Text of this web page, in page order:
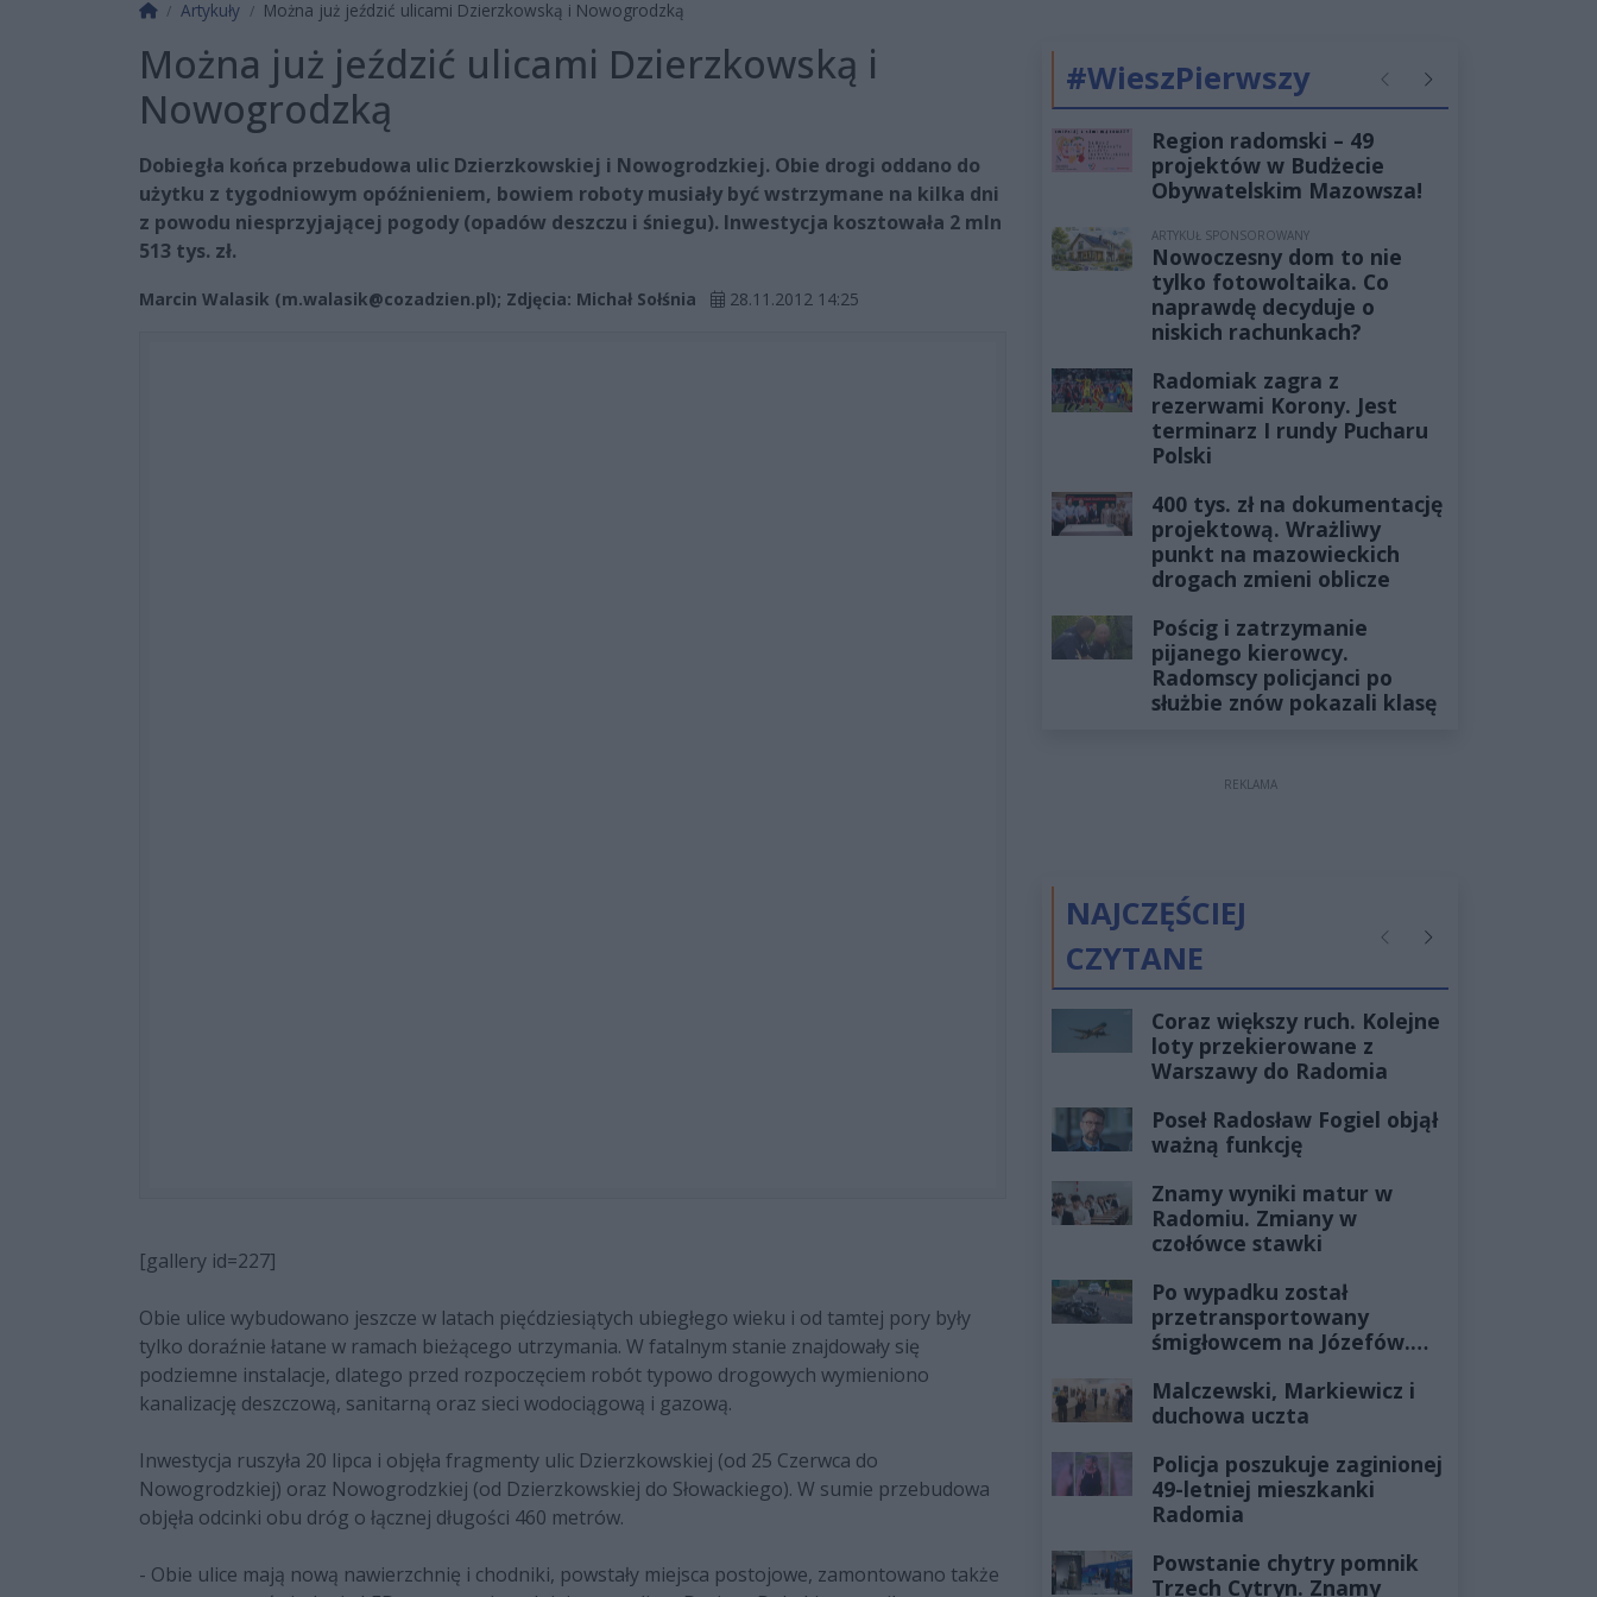
Strona główna
Artykuły Można już jeździć ulicami Dzierzkowską i Nowogrodzką
Można już jeździć ulicami Dzierzkowską i
Nowogrodzką
Dobiegła końca przebudowa ulic Dzierzkowskiej i Nowogrodzkiej. Obie drogi oddano do
użytku z tygodniowym opóźnieniem, bowiem roboty musiały być wstrzymane na kilka dni
z powodu niesprzyjającej pogody (opadów deszczu i śniegu). Inwestycja kosztowała 2 mln
513 tys. zł.
Marcin Walasik (m.walasik@cozadzien.pl); Zdjęcia: Michał Sołśnia 28.11.2012 14:25
[gallery id=227]
Obie ulice wybudowano jeszcze w latach pięćdziesiątych ubiegłego wieku i od tamtej pory były
tylko doraźnie łatane w ramach bieżącego utrzymania. W fatalnym stanie znajdowały się
podziemne instalacje, dlatego przed rozpoczęciem robót typowo drogowych wymieniono
kanalizację deszczową, sanitarną oraz sieci wodociągową i gazową.
Inwestycja ruszyła 20 lipca i objęła fragmenty ulic Dzierzkowskiej (od 25 Czerwca do
Nowogrodzkiej) oraz Nowogrodzkiej (od Dzierzkowskiej do Słowackiego). W sumie przebudowa
objęła odcinki obu dróg o łącznej długości 460 metrów.
- Obie ulice mają nową nawierzchnię i chodniki, powstały miejsca postojowe, zamontowano także
#WieszPierwszy PoprzednieNastępne
Region radomski – 49
projektów w Budżecie
Obywatelskim Mazowsza!
ARTYKUŁ SPONSOROWANY
Nowoczesny dom to nie
tylko fotowoltaika. Co
naprawdę decyduje o
niskich rachunkach?
Radomiak zagra z
rezerwami Korony. Jest
terminarz I rundy Pucharu
Polski
400 tys. zł na dokumentację
projektową. Wrażliwy
punkt na mazowieckich
drogach zmieni oblicze
Pościg i zatrzymanie
pijanego kierowcy.
Radomscy policjanci po
służbie znów pokazali klasę
REKLAMA
NAJCZĘŚCIEJ
CZYTANE
PoprzednieNastępne
Coraz większy ruch. Kolejne
loty przekierowane z
Warszawy do Radomia
Poseł Radosław Fogiel objął
ważną funkcję
Znamy wyniki matur w
Radomiu. Zmiany w
czołówce stawki
Po wypadku został
przetransportowany
śmigłowcem na Józefów.
żyłach
Malczewski, Markiewicz i
duchowa uczta
Policja poszukuje zaginionej
49-letniej mieszkanki
Radomia
Powstanie chytry pomnik
Trzech Cytryn. Znamy